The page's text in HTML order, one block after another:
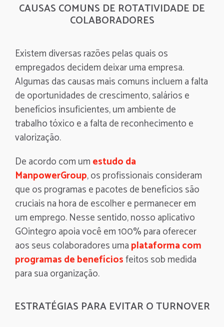
CAUSAS COMUNS DE ROTATIVIDADE DE
COLABORADORES
Existem diversas razões pelas quais os
empregados decidem deixar uma empresa.
Algumas das causas mais comuns incluem a falta
de oportunidades de crescimento, salários e
benefícios insuficientes, um ambiente de
trabalho tóxico e a falta de reconhecimento e
valorização.
De acordo com umestudo da
ManpowerGroup, os profissionais consideram
que os programas e pacotes de benefícios são
cruciais na hora de escolher e permanecer em
um emprego. Nesse sentido, nosso aplicativo
GOintegro apoia você em 100% para oferecer
aos seus colaboradores umaplataforma com
programas de benefíciosfeitos sob medida
para sua organização.
ESTRATÉGIAS PARA EVITAR O TURNOVER